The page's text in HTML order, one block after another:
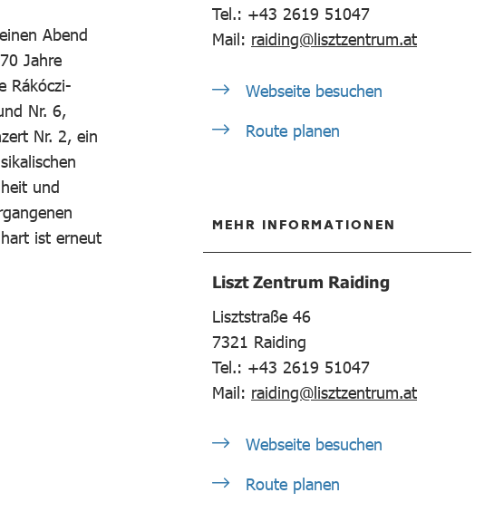
Abend
Jahre
Rákóczi-
Nr. 6,
Nr. 2, ein
und
ist erneut
Tel.: +43 2619 51047
Mail: raiding@lisztzentrum.at
Webseite besuchen
Route planen
MEHR INFORMATIONEN
Liszt Zentrum Raiding
Lisztstraße 46
7321 Raiding
Tel.: +43 2619 51047
Mail: raiding@lisztzentrum.at
Webseite besuchen
Route planen